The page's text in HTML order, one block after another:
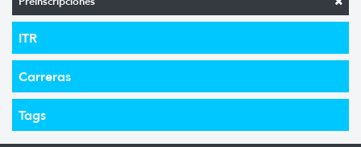
ITR
Carreras
Tags